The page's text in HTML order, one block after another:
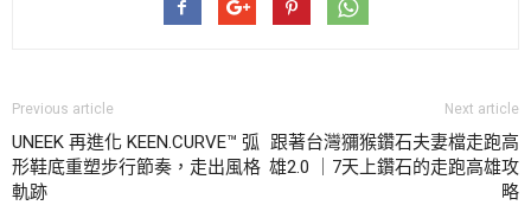
Previous article
UNEEK 再進化 KEEN.CURVE™ 弧
形鞋底重塑步行節奏，走出風格
軌跡
Next article
跟著台灣獼猴鑽石夫妻檔走跑高
雄2.0 ｜7天上鑽石的走跑高雄攻
略